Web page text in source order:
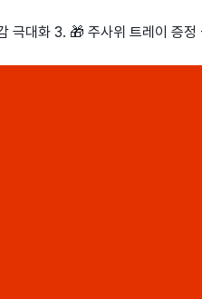
극대화 3. 🎁 주사위 트레이 증정